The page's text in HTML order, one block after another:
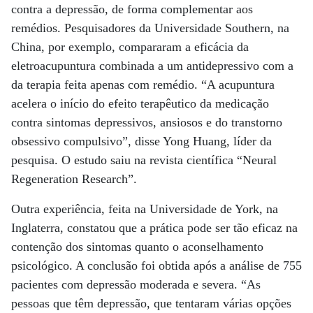
contra a depressão, de forma complementar aos
remédios. Pesquisadores da Universidade Southern, na
China, por exemplo, compararam a eficácia da
eletroacupuntura combinada a um antidepressivo com a
da terapia feita apenas com remédio. “A acupuntura
acelera o início do efeito terapêutico da medicação
contra sintomas depressivos, ansiosos e do transtorno
obsessivo compulsivo”, disse Yong Huang, líder da
pesquisa. O estudo saiu na revista científica “Neural
Regeneration Research”.
Outra experiência, feita na Universidade de York, na
Inglaterra, constatou que a prática pode ser tão eficaz na
contenção dos sintomas quanto o aconselhamento
psicológico. A conclusão foi obtida após a análise de 755
pacientes com depressão moderada e severa. “As
pessoas que têm depressão, que tentaram várias opções